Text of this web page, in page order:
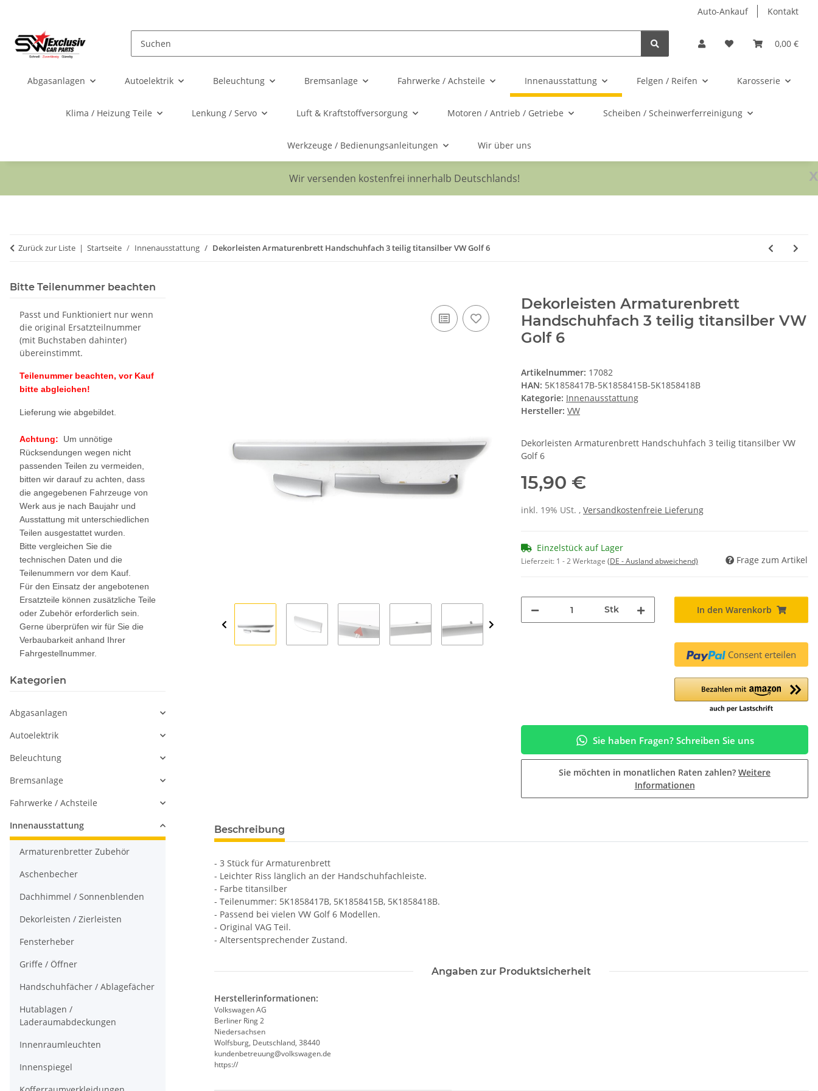
Auto-Ankauf Kontakt
0,00 €
Abgasanlagen Autoelektrik Beleuchtung Bremsanlage Fahrwerke / Achsteile Innenausstattung Felgen / Reifen Karosserie
Klima / Heizung Teile Lenkung / Servo Luft & Kraftstoffversorgung Motoren / Antrieb / Getriebe Scheiben / Scheinwerferreinigung
Werkzeuge / Bedienungsanleitungen Wir über uns
x
Wir versenden kostenfrei innerhalb Deutschlands!
Zurück zur Liste Startseite Innenausstattung Dekorleisten Armaturenbrett Handschuhfach 3 teilig titansilber VW Golf 6
Dekorleisten Armaturenbrett
Handschuhfach 3 teilig titansilber VW
Golf 6
Artikelnummer: 17082
HAN: 5K1858417B-5K1858415B-5K1858418B
Kategorie: Innenausstattung
Hersteller: VW
Dekorleisten Armaturenbrett Handschuhfach 3 teilig titansilber VW
Golf 6
15,90 €
inkl. 19% USt. , Versandkostenfreie Lieferung
Einzelstück auf Lager
Lieferzeit: 1 - 2 Werktage (DE - Ausland abweichend) Frage zum Artikel
Stk In den Warenkorb
Consent erteilen
Sie haben Fragen? Schreiben Sie uns
Sie möchten in monatlichen Raten zahlen? Weitere
Informationen
Beschreibung
- 3 Stück für Armaturenbrett
- Leichter Riss länglich an der Handschuhfachleiste.
- Farbe titansilber
- Teilenummer: 5K1858417B, 5K1858415B, 5K1858418B.
- Passend bei vielen VW Golf 6 Modellen.
- Original VAG Teil.
- Altersentsprechender Zustand.
Angaben zur Produktsicherheit
Herstellerinformationen:
Volkswagen AG
Berliner Ring 2
Niedersachsen
Wolfsburg, Deutschland, 38440
kundenbetreuung@volkswagen.de
https://
Bitte Teilenummer beachten
Passt und Funktioniert nur wenn
die original Ersatzteilnummer
(mit Buchstaben dahinter)
übereinstimmt.
Teilenummer beachten, vor Kauf
bitte abgleichen!
Lieferung wie abgebildet.
Achtung: Um unnötige
Rücksendungen wegen nicht
passenden Teilen zu vermeiden,
bitten wir darauf zu achten, dass
die angegebenen Fahrzeuge von
Werk aus je nach Baujahr und
Ausstattung mit unterschiedlichen
Teilen ausgestattet wurden.
Bitte vergleichen Sie die
technischen Daten und die
Teilenummern vor dem Kauf.
Für den Einsatz der angebotenen
Ersatzteile können zusätzliche Teile
oder Zubehör erforderlich sein.
Gerne überprüfen wir für Sie die
Verbaubarkeit anhand Ihrer
Fahrgestellnummer.
Kategorien
Abgasanlagen
Autoelektrik
Beleuchtung
Bremsanlage
Fahrwerke / Achsteile
Innenausstattung
Armaturenbretter Zubehör
Aschenbecher
Dachhimmel / Sonnenblenden
Dekorleisten / Zierleisten
Fensterheber
Griffe / Öffner
Handschuhfächer / Ablagefächer
Hutablagen /
Laderaumabdeckungen
Innenraumleuchten
Innenspiegel